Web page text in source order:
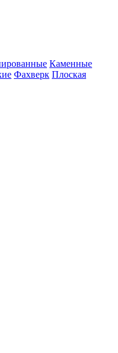
Каменные
Фахверк Плоская